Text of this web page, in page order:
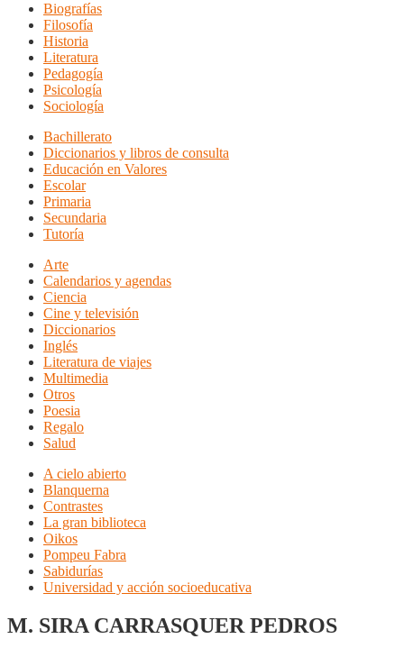
Biografías
Filosofía
Historia
Literatura
Pedagogía
Psicología
Sociología
Bachillerato
Diccionarios y libros de consulta
Educación en Valores
Escolar
Primaria
Secundaria
Tutoría
Arte
Calendarios y agendas
Ciencia
Cine y televisión
Diccionarios
Inglés
Literatura de viajes
Multimedia
Otros
Poesia
Regalo
Salud
A cielo abierto
Blanquerna
Contrastes
La gran biblioteca
Oikos
Pompeu Fabra
Sabidurías
Universidad y acción socioeducativa
M. SIRA CARRASQUER PEDROS